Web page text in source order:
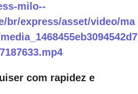
milo--
br/express/asset/video/ma
com rapidez e